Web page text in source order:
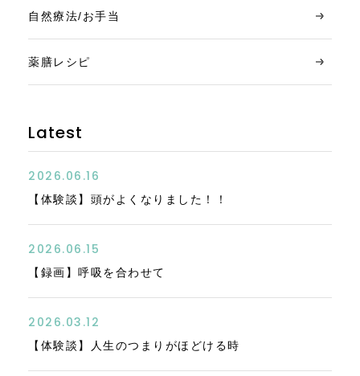
自然療法/お手当
薬膳レシピ
Latest
2026.06.16
【体験談】頭がよくなりました！！
2026.06.15
【録画】呼吸を合わせて
2026.03.12
【体験談】人生のつまりがほどける時